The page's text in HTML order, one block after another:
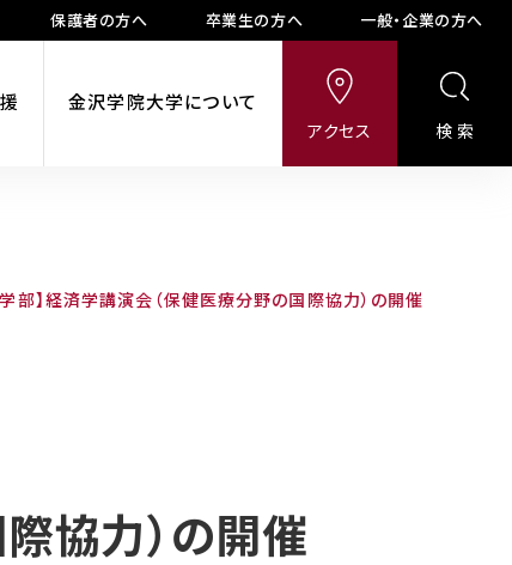
アクセス 検索
金沢学院大学について
保護者の方へ 卒業生の方へ 一般・企業の方へ
学部】経済学講演会（保健医療分野の国際協力）の開催
協力）の開催